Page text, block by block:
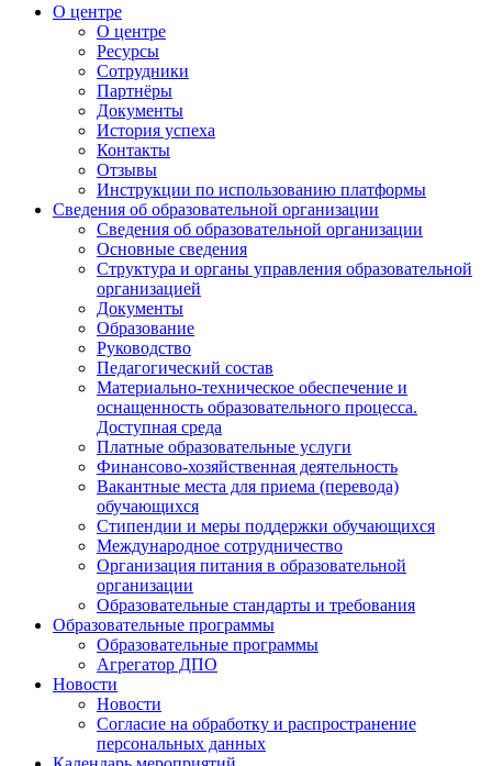
О центре
О центре
Ресурсы
Сотрудники
Партнёры
Документы
История успеха
Контакты
Отзывы
Инструкции по использованию платформы
Сведения об образовательной организации
Сведения об образовательной организации
Основные сведения
Структура и органы управления образовательной
организацией
Документы
Образование
Руководство
Педагогический состав
Материально-техническое обеспечение и
оснащенность образовательного процесса.
Доступная среда
Платные образовательные услуги
Финансово-хозяйственная деятельность
Вакантные места для приема (перевода)
обучающихся
Стипендии и меры поддержки обучающихся
Международное сотрудничество
Организация питания в образовательной
организации
Образовательные стандарты и требования
Образовательные программы
Образовательные программы
Агрегатор ДПО
Новости
Новости
Согласие на обработку и распространение
персональных данных